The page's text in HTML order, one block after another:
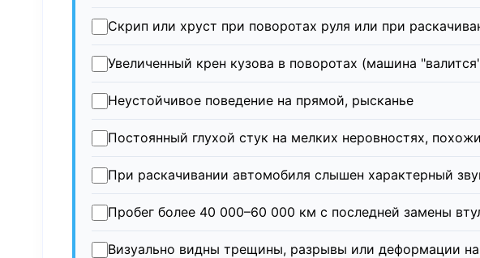
Скрип или хруст при поворотах руля или при
Увеличенный крен кузова в поворотах (машина
Неустойчивое поведение на прямой, рысканье
Постоянный глухой стук на мелких неровностях,
При раскачивании автомобиля слышен характерный
Пробег более 40 000–60 000 км с последней замены
Визуально видны трещины, разрывы или деформации